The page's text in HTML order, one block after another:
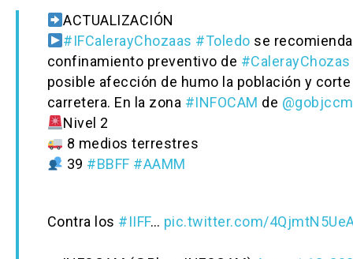
ACTUALIZACIÓN
#IFCalerayChozaas #Toledo se
confinamiento preventivo de #CalerayChozas
posible afección de humo la población y corte
carretera. En la zona #INFOCAM de @gobjccm
Nivel 2
8 medios terrestres
39 #BBFF #AAMM
Contra los #IIFF… pic.twitter.com/